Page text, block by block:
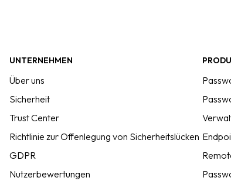
UNTERNEHMEN
Über uns
Sicherheit
Trust Center
Richtlinie zur Offenlegung von Sicherheitslücken
GDPR
Nutzerbewertungen